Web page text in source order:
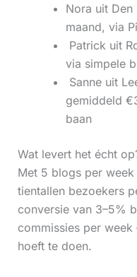
Nora uit
maand, via
Patrick uit
via simpele
Sanne uit
gemiddeld
baan
Wat levert het écht
Met 5 blogs per
tientallen bezoekers
conversie van 3–5%
commissies per
hoeft te doen.